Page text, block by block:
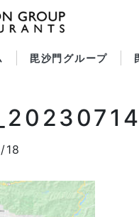
毘沙門グループ